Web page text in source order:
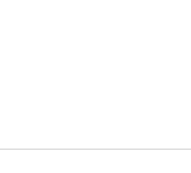
aanbieding en
onze nieuwsbrief!